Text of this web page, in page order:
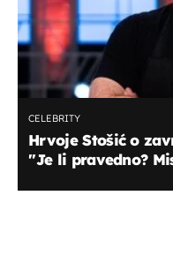
CELEBRITY
Hrvoje Stošić o
''Je li pravedno?